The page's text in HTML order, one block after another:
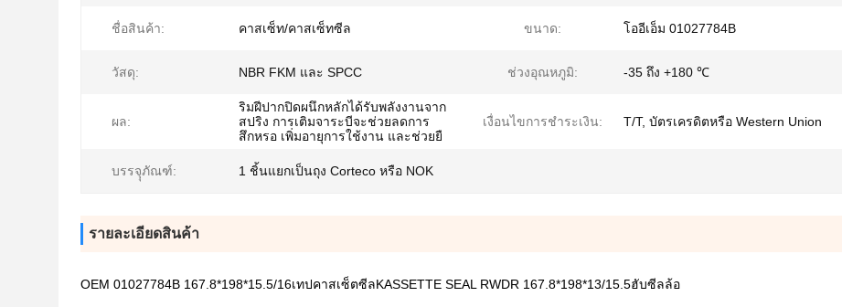
ชื่อสินค้า: คาสเซ็ท/คาสเซ็ทซีล ขนาด: โออีเอ็ม 01027784B
วัสดุ: NBR FKM และ SPCC ช่วงอุณหภูมิ: -35 ถึง +180 ℃
ผล:
ริมฝีปากปิดผนึกหลักได้รับพลังงานจาก
สปริง การเติมจาระบีจะช่วยลดการ
สึกหรอ เพิ่มอายุการใช้งาน และช่วยยื
เงื่อนไขการชำระเงิน: T/T, บัตรเครดิตหรือ Western Union
บรรจุุภัณฑ์: 1 ชิ้นแยกเป็นถุง Corteco หรือ NOK
รายละเอียดสินค้า
OEM 01027784B 167.8*198*15.5/16เทปคาสเซ็ตซีลKASSETTE SEAL RWDR 167.8*198*13/15.5ฮับซีลล้อ